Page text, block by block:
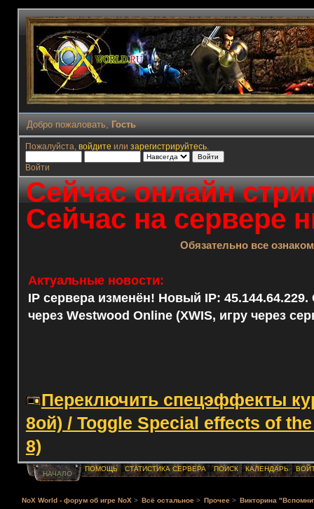
Добро пожаловать, Гость
Пожалуйста, войдите или зарегистрируйтесь.
Войти
Сейчас онлайн
Сейчас на сервере
Обязательно все
Актуальные новости:
IP сервера изменён! Новый IP: 45.144.64.229.
через Westwood Online (XWIS, игру через
Переключить спецэффекты
8ой) / Toggle Special effects of
8)
НАЧАЛО
ПОМОЩЬ СТАТИСТИКА СЕРВЕРА ПОИСК КАЛЕНДАРЬ
NoX World - форум об игре NoX > Всё остальное > Прочее > Викторина